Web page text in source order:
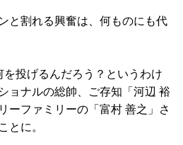
と割れる興奮は、何ものにも代
投げるんだろう？というわけ
ョナルの総帥、ご存知「河辺 裕
ーファミリーの「富村 善之」さ
とに。